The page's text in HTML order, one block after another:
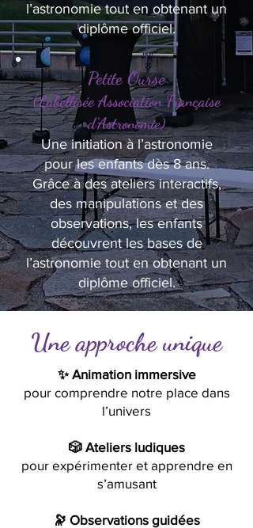
l’astronomie tout en obtenant un
diplôme officiel.
Petite Ourse
(Labellisée Association Française
d’Astronomie)
Une initiation à l’astronomie
pour les enfants dès 8 ans.
Grâce à des ateliers interactifs,
des manipulations et des
observations, les enfants
découvrent les bases de
l’astronomie tout en obtenant un
diplôme officiel.
Une approche unique
✨ Animation immersive
pour comprendre notre place dans
l’univers
🎲 Ateliers ludiques
pour expérimenter et apprendre en
s’amusant
🔭 Observations guidées